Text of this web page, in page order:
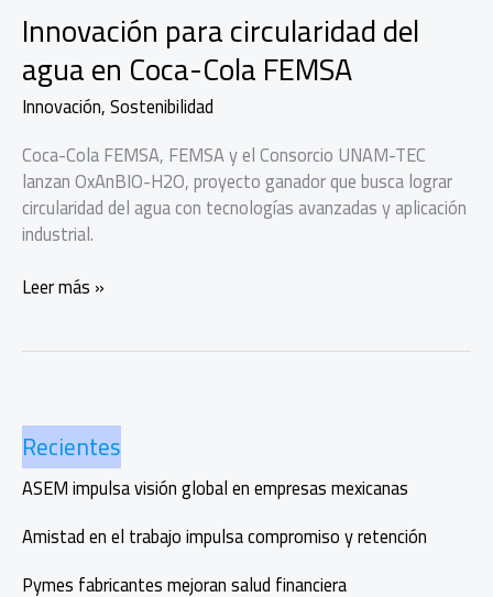
Innovación para circularidad del
agua en Coca-Cola FEMSA
Innovación,Sostenibilidad
Coca-Cola FEMSA, FEMSA y el Consorcio UNAM-TEC
lanzan OxAnBIO-H2O, proyecto ganador que busca lograr
circularidad del agua con tecnologías avanzadas y aplicación
industrial.
Innovación
en
Coca-
Cola
FEMSA
Leer más »
Recientes
ASEM impulsa visión global en empresas mexicanas
Amistad en el trabajo impulsa compromiso y retención
Pymes fabricantes mejoran salud financiera